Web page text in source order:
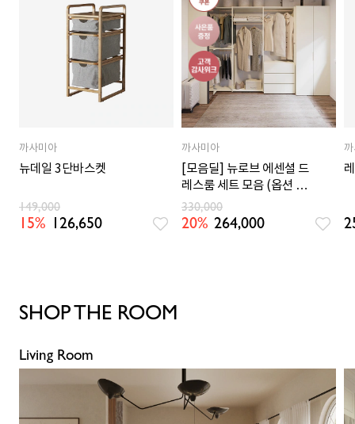
까사미아
뉴데일 3단바스켓
149,000
15% 126,650
까사미아
[모음딜] 뉴로브 에센셜 드
레스룸 세트 모음 (옵션 택
1)
330,000
20% 264,000
SHOP THE ROOM
Living Room